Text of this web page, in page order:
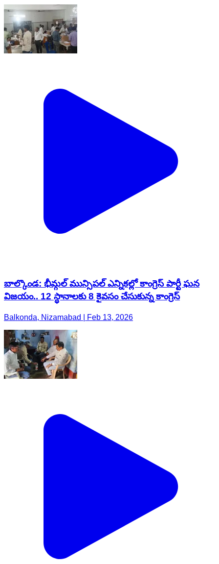
బాల్కొండ: భీమ్గల్ మున్సిపల్ ఎన్నికల్లో కాంగ్రెస్ పార్టీ ఘన
విజయం.. 12 స్థానాలకు 8 కైవసం చేసుకున్న కాంగ్రెస్
Balkonda, Nizamabad | Feb 13, 2026